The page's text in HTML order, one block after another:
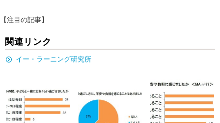
【注目の記事】
関連リンク
イー・ラーニング研究所